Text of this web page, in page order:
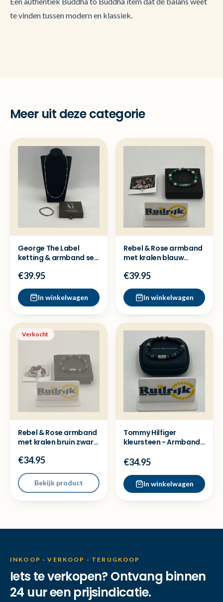
te vinden tussen modern en klassiek.
Meer uit deze categorie
George The Label
ketting & armband set
€39.95
In winkelwagen
Rebel & Rose armband
met kralen blauw
€39.95
In winkelwagen
Verkocht
Rebel & Rose armband
met kralen bruin zwart
€34.95
Bekijk product
Tommy Hilfiger
kleursteen - Armband
€34.95
In winkelwagen
INKOOP · VERKOOP · TERUGKOOP
Iets te verkopen? Ontvang binnen
24 uur een prijsindicatie.